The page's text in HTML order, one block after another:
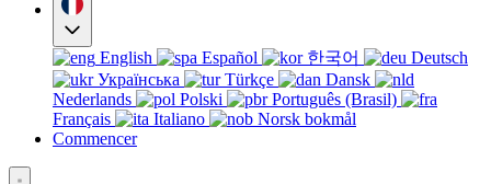
English Español 한국어
Deutsch
Українська
Türkçe
Dansk
Nederlands
Polski
Português (Brasil)
Français
Italiano
Norsk bokmål
Commencer